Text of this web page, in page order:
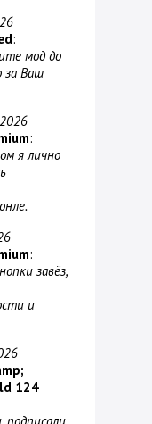
:
мод до
за Ваш
:
я лично
:
завёз,
и
124